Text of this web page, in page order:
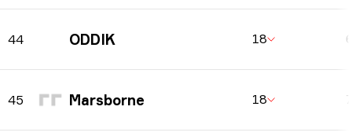
44 ODDIK 18
45 Marsborne 18